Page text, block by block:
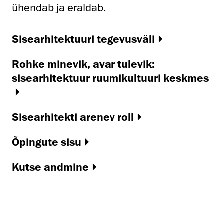
ühendab ja eraldab.
Sisearhitektuuri tegevusväli
Rohke minevik, avar tulevik:
sisearhitektuur ruumikultuuri keskmes
Sisearhitekti arenev roll
Õpingute sisu
Kutse andmine